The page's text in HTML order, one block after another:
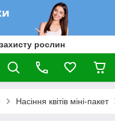
рослин
Насіння квітів міні-пакет